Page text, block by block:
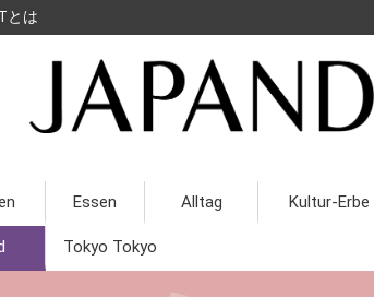
とは
Essen Alltag Kultur-Erbe
Tokyo Tokyo